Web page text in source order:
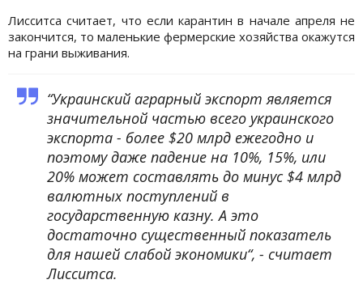
Лисситса считает, что если карантин в начале апреля не
закончится, то маленькие фермерские хозяйства окажутся
на грани выживания.
“Украинский аграрный экспорт является
значительной частью всего украинского
экспорта - более $20 млрд ежегодно и
поэтому даже падение на 10%, 15%, или
20% может составлять до минус $4 млрд
валютных поступлений в
государственную казну. А это
достаточно существенный показатель
для нашей слабой экономики“, - считает
Лисситса.